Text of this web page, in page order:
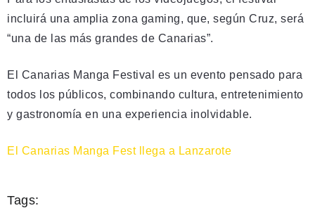
incluirá una amplia zona gaming, que, según Cruz, será
“una de las más grandes de Canarias”.
El Canarias Manga Festival es un evento pensado para
todos los públicos, combinando cultura, entretenimiento
y gastronomía en una experiencia inolvidable.
El Canarias Manga Fest llega a Lanzarote
Tags: